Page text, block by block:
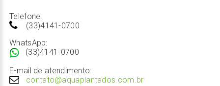
Telefone:
(33)4141-0700
WhatsApp:
(33)4141-0700
E-mail de atendimento:
contato@aquaplantados.com.br